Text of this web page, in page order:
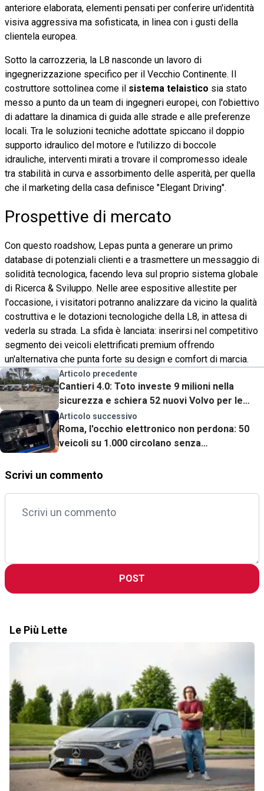
anteriore elaborata, elementi pensati per conferire un'identità
visiva aggressiva ma sofisticata, in linea con i gusti della
clientela europea.
Sotto la carrozzeria, la L8 nasconde un lavoro di
ingegnerizzazione specifico per il Vecchio Continente. Il
costruttore sottolinea come il sistema telaistico sia stato
messo a punto da un team di ingegneri europei, con l'obiettivo
di adattare la dinamica di guida alle strade e alle preferenze
locali. Tra le soluzioni tecniche adottate spiccano il doppio
supporto idraulico del motore e l'utilizzo di boccole
idrauliche, interventi mirati a trovare il compromesso ideale
tra stabilità in curva e assorbimento delle asperità, per quella
che il marketing della casa definisce "Elegant Driving".
Prospettive di mercato
Con questo roadshow, Lepas punta a generare un primo
database di potenziali clienti e a trasmettere un messaggio di
solidità tecnologica, facendo leva sul proprio sistema globale
di Ricerca & Sviluppo. Nelle aree espositive allestite per
l'occasione, i visitatori potranno analizzare da vicino la qualità
costruttiva e le dotazioni tecnologiche della L8, in attesa di
vederla su strada. La sfida è lanciata: inserirsi nel competitivo
segmento dei veicoli elettrificati premium offrendo
un'alternativa che punta forte su design e comfort di marcia.
Articolo precedente
Cantieri 4.0: Toto investe 9 milioni nella
sicurezza e schiera 52 nuovi Volvo per le
grandi opere
Articolo successivo
Roma, l'occhio elettronico non perdona: 50
veicoli su 1.000 circolano senza
Scrivi un commento
POST
Le Più Lette